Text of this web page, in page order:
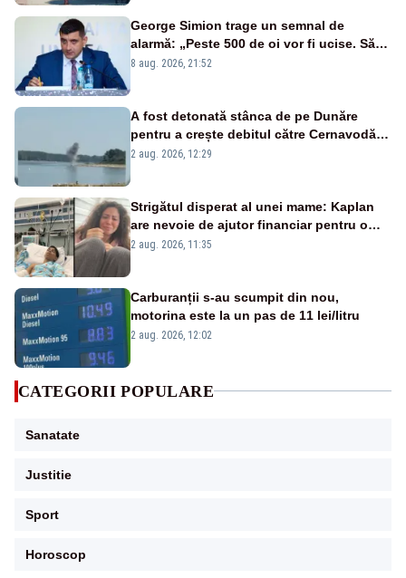
George Simion trage un semnal de
alarmă: „Peste 500 de oi vor fi ucise. Să
vedem dacă ciobanii vor fi despăgubiți”
8 aug. 2026, 21:52
A fost detonată stânca de pe Dunăre
pentru a crește debitul către Cernavodă –
VIDEO
2 aug. 2026, 12:29
Strigătul disperat al unei mame: Kaplan
are nevoie de ajutor financiar pentru o
viață normală
2 aug. 2026, 11:35
Carburanții s-au scumpit din nou,
motorina este la un pas de 11 lei/litru
2 aug. 2026, 12:02
CATEGORII POPULARE
Sanatate
Justitie
Sport
Horoscop